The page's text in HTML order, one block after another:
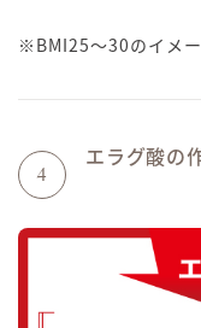
※BMI25～30のイメ
4
エラグ酸の